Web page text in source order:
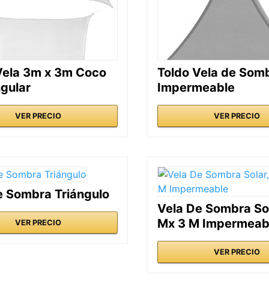
3m x 3m Coco
VER PRECIO
Toldo Vela de
Impermeable
VER PRECIO
Sombra Triángulo
VER PRECIO
Vela De Sombra
Mx 3 M
VER PRECIO